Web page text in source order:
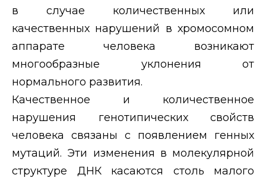
в случае количественных или
качественных нарушений в хромосомном
аппарате человека возникают
многообразные уклонения от
нормального развития.
Качественное и количественное
нарушения генотипических свойств
человека связаны с появлением генных
мутаций. Эти изменения в молекулярной
структуре ДНК касаются столь малого